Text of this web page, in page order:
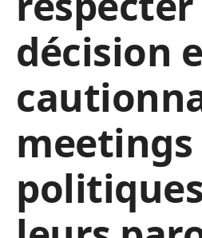
décision
meetings